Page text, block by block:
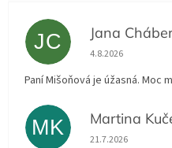
JC Jana
Hodnocení
4.8.2026
Paní Mišoňová je úžasná. Moc
MK Martina
Hodnocení
21.7.2026